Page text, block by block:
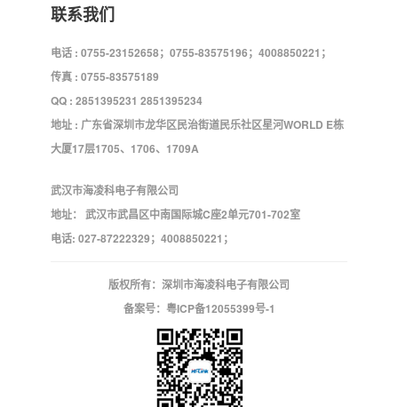
联系我们
电话 : 0755-23152658；0755-83575196；4008850221；
传真 : 0755-83575189
QQ : 2851395231 2851395234
地址 : 广东省深圳市龙华区民治街道民乐社区星河WORLD E栋
大厦17层1705、1706、1709A
武汉市海凌科电子有限公司
地址： 武汉市武昌区中南国际城C座2单元701-702室
电话: 027-87222329；4008850221；
版权所有：深圳市海凌科电子有限公司
备案号： 粤ICP备12055399号-1